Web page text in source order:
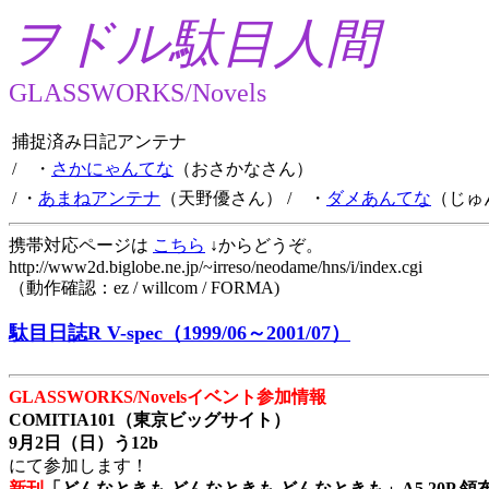
ヲドル駄目人間
GLASSWORKS/Novels
捕捉済み日記アンテナ
/ ・ さかにゃんてな （おさかなさん）
/ ・ あまねアンテナ （天野優さん） / ・ ダメあんてな （じ
携帯対応ページは こちら ↓からどうぞ。
http://www2d.biglobe.ne.jp/~irreso/neodame/hns/i/index.cgi
（動作確認：ez / willcom / FORMA)
駄目日誌R V-spec（1999/06～2001/07）
GLASSWORKS/Novelsイベント参加情報
COMITIA101（東京ビッグサイト）
9月2日（日）う12b
にて参加します！